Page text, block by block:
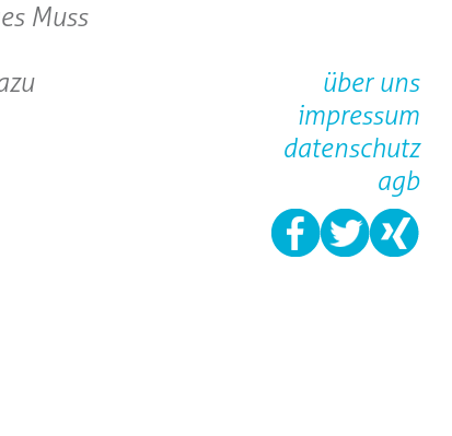
Muss
über uns
impressum
datenschutz
agb